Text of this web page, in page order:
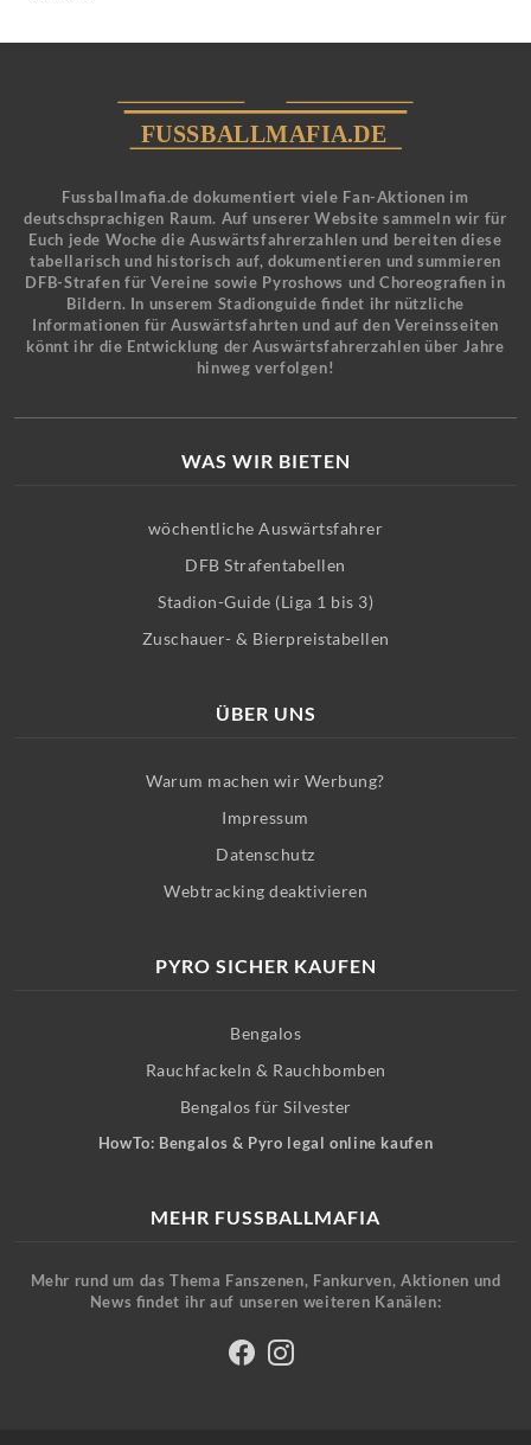
Fussballmafia.de dokumentiert viele Fan-Aktionen im
deutschsprachigen Raum. Auf unserer Website sammeln wir für
Euch jede Woche die Auswärtsfahrerzahlen und bereiten diese
tabellarisch und historisch auf, dokumentieren und summieren
DFB-Strafen für Vereine sowie Pyroshows und Choreografien in
Bildern. In unserem Stadionguide findet ihr nützliche
Informationen für Auswärtsfahrten und auf den Vereinsseiten
könnt ihr die Entwicklung der Auswärtsfahrerzahlen über Jahre
hinweg verfolgen!
WAS WIR BIETEN
wöchentliche Auswärtsfahrer
DFB Strafentabellen
Stadion-Guide (Liga 1 bis 3)
Zuschauer- & Bierpreistabellen
ÜBER UNS
Warum machen wir Werbung?
Impressum
Datenschutz
Webtracking deaktivieren
PYRO SICHER KAUFEN
Bengalos
Rauchfackeln & Rauchbomben
Bengalos für Silvester
HowTo: Bengalos & Pyro legal online kaufen
MEHR FUSSBALLMAFIA
Mehr rund um das Thema Fanszenen, Fankurven, Aktionen und
News findet ihr auf unseren weiteren Kanälen: